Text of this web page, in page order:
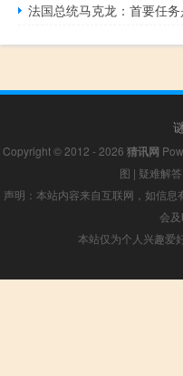
法国总统马克龙：首要任
Copyright © 2012 - 2026 猜讯网
图 | 疑难解答
声明：本站内容来自互联网，如信
会
本站仅为个人兴趣爱